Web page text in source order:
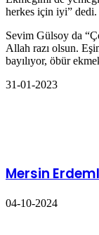
herkes için iyi” dedi.
Sevim Gülsoy da
Allah razı olsun.
bayılıyor, öbür
31-01-2023
Mersin
04-10-2024